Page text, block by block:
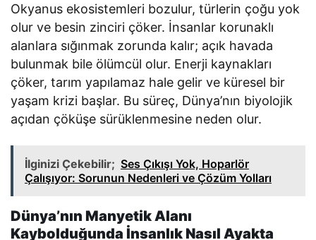
Okyanus ekosistemleri bozulur, türlerin çoğu yok
olur ve besin zinciri çöker. İnsanlar korunaklı
alanlara sığınmak zorunda kalır; açık havada
bulunmak bile ölümcül olur. Enerji kaynakları
çöker, tarım yapılamaz hale gelir ve küresel bir
yaşam krizi başlar. Bu süreç, Dünya’nın biyolojik
açıdan çöküşe sürüklenmesine neden olur.
İlginizi Çekebilir; Ses Çıkışı Yok, Hoparlör
Çalışıyor: Sorunun Nedenleri ve Çözüm Yolları
Dünya’nın Manyetik Alanı
Kaybolduğunda İnsanlık Nasıl Ayakta